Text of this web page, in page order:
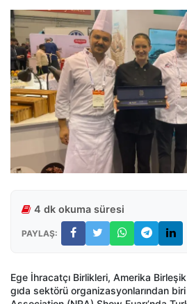
4 dk okuma süresi
PAYLAŞ:
Ege İhracatçı Birlikleri, Amerika
gıda sektörü organizasyonlarından